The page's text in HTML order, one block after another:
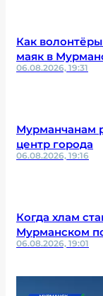
Как
маяк в
06.08.2026, 19:31
Мурманчанам
центр города
06.08.2026, 19:16
Когда хлам
Мурманском
06.08.2026, 19:01